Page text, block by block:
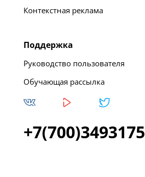
Контекстная реклама
Поддержка
Руководство пользователя
Обучающая рассылка
+7(700)3493175